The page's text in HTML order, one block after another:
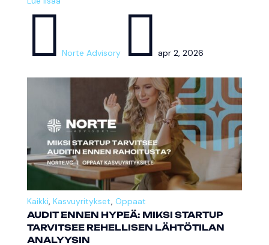
 Norte Advisory  apr 2, 2026
Kaikki Kasvuyritykset Oppaat
AUDIT ENNEN HYPEÄ: MIKSI STARTUP
TARVITSEE REHELLISEN LÄHTÖTILAN
ANALYYSIN